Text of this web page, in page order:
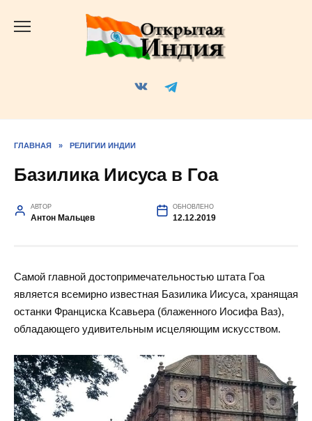
ГЛАВНАЯ » РЕЛИГИИ ИНДИИ
Базилика Иисуса в Гоа
АВТОР
Антон Мальцев
ОБНОВЛЕНО
12.12.2019
Самой главной достопримечательностью штата Гоа
является всемирно известная Базилика Иисуса, хранящая
останки Франциска Ксавьера (блаженного Иосифа Ваз),
обладающего удивительным исцеляющим искусством.